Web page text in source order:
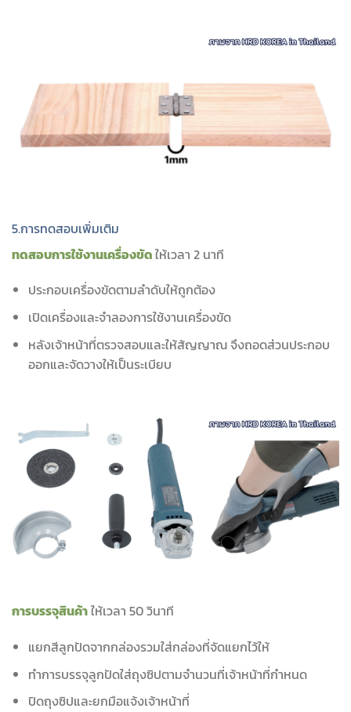
5.การทดสอบเพิ่มเติม
ทดสอบการใช้งานเครื่องขัดให้เวลา 2 นาที
ประกอบเครื่องขัดตามลำดับให้ถูกต้อง
เปิดเครื่องและจำลองการใช้งานเครื่องขัด
หลังเจ้าหน้าที่ตรวจสอบและให้สัญญาณ จึงถอดส่วนประกอบ
ออกและจัดวางให้เป็นระเบียบ
การบรรจุสินค้าให้เวลา 50 วินาที
แยกสีลูกปัดจากกล่องรวมใส่กล่องที่จัดแยกไว้ให้
ทำการบรรจุลูกปัดใส่ถุงซิปตามจำนวนที่เจ้าหน้าที่กำหนด
ปิดถุงซิปและยกมือแจ้งเจ้าหน้าที่